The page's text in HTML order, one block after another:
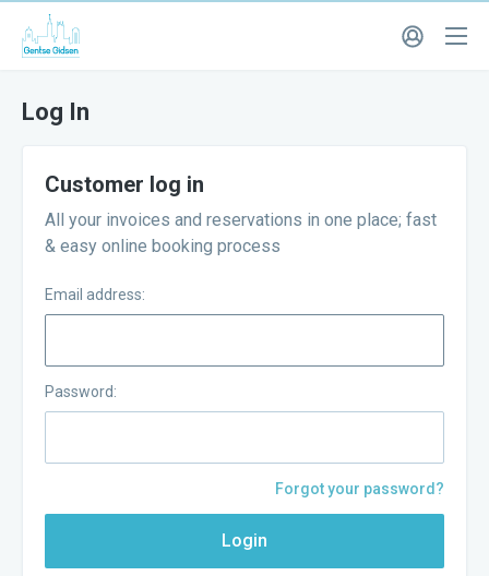
Log In
Customer log in
All your invoices and reservations in one place; fast
& easy online booking process
Email address:
Password:
Forgot your password?
Login